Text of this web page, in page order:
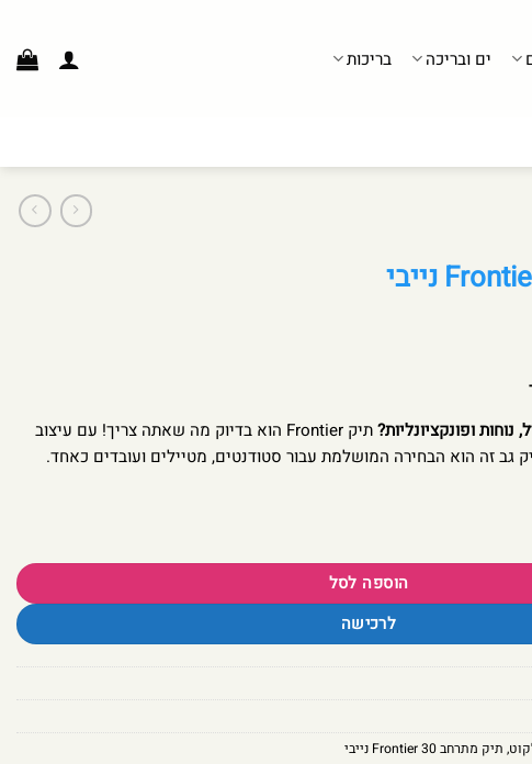
ים ובריכה בריכות
ופונקציונליות?
תיק Frontier הוא בדיוק מה שאתה צריך! עם עיצוב
גב זה הוא הבחירה המושלמת עבור סטודנטים, מטיילים ועובדים כאחד.
הוספה לסל
לרכישה
, תיק מתרחב Frontier 30 נייבי